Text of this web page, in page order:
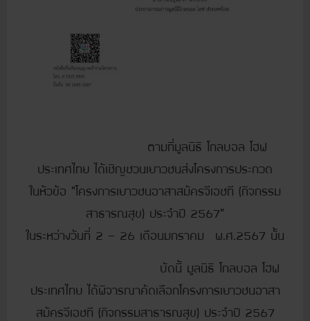
ตามที่มูลนิธิ โกลบอล โฮฟ
ประเทศไทย ได้เชิญชวนเยาวชนส่งโครงการประกวด
ในห้วข้อ “โครงการเยาวชนอาสาสมัครจีเอชที (กิจกรรม
สาธารณสุข) ประจำปี 2567”
ในระหว่างวันที่ 2 – 26 เดือนมกราคม พ.ศ.2567 นั้น
บัดนี้ มูลนิธิ โกลบอล โฮฟ
ประเทศไทย ได้พิจารณาคัดเลือกโครงการเยาวชนอาสา
สมัครจีเอชที (กิจกรรมสาธารณสุข) ประจำปี 2567